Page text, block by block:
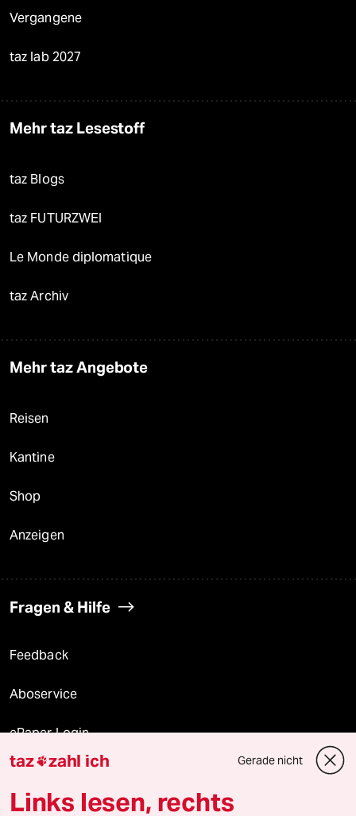
Vergangene
taz lab 2027
Mehr taz Lesestoff
taz Blogs
taz FUTURZWEI
Le Monde diplomatique
taz Archiv
Mehr taz Angebote
Reisen
Kantine
Shop
Anzeigen
Fragen & Hilfe
Feedback
Aboservice
ePaper Login
Downloads für Abonnierende
taz zahl ich Gerade nicht
Links lesen, rechts